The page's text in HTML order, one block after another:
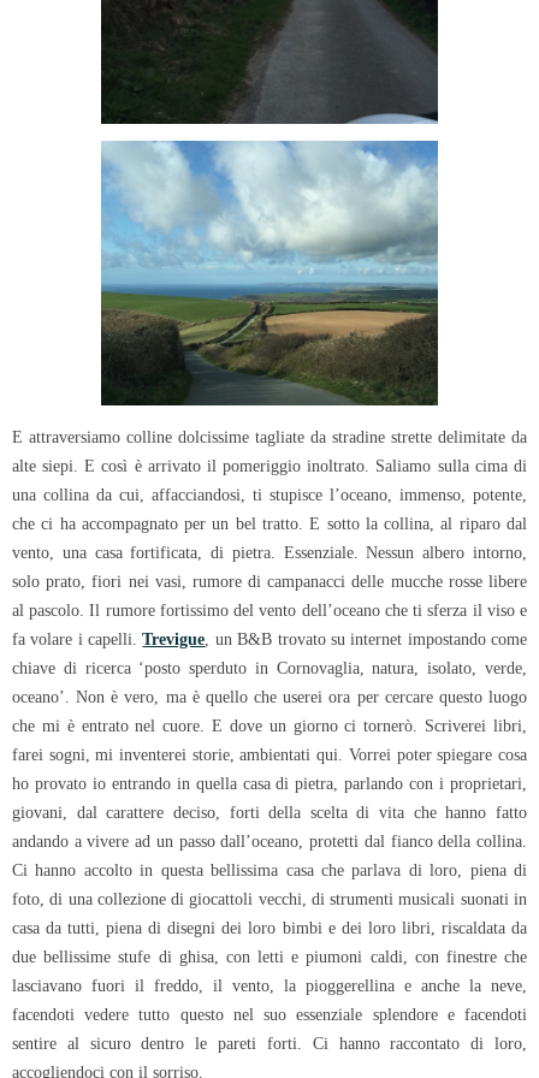
E attraversiamo colline dolcissime tagliate da stradine strette delimitate da
alte siepi. E così è arrivato il pomeriggio inoltrato. Saliamo sulla cima di
una collina da cui, affacciandosi, ti stupisce l’oceano, immenso, potente,
che ci ha accompagnato per un bel tratto. E sotto la collina, al riparo dal
vento, una casa fortificata, di pietra. Essenziale. Nessun albero intorno,
solo prato, fiori nei vasi, rumore di campanacci delle mucche rosse libere
al pascolo. Il rumore fortissimo del vento dell’oceano che ti sferza il viso e
fa volare i capelli.Trevigue, un B&B trovato su internet impostando come
chiave di ricerca ‘posto sperduto in Cornovaglia, natura, isolato, verde,
oceano’. Non è vero, ma è quello che userei ora per cercare questo luogo
che mi è entrato nel cuore. E dove un giorno ci tornerò. Scriverei libri,
farei sogni, mi inventerei storie, ambientati qui. Vorrei poter spiegare cosa
ho provato io entrando in quella casa di pietra, parlando con i proprietari,
giovani, dal carattere deciso, forti della scelta di vita che hanno fatto
andando a vivere ad un passo dall’oceano, protetti dal fianco della collina.
Ci hanno accolto in questa bellissima casa che parlava di loro, piena di
foto, di una collezione di giocattoli vecchi, di strumenti musicali suonati in
casa da tutti, piena di disegni dei loro bimbi e dei loro libri, riscaldata da
due bellissime stufe di ghisa, con letti e piumoni caldi, con finestre che
lasciavano fuori il freddo, il vento, la pioggerellina e anche la neve,
facendoti vedere tutto questo nel suo essenziale splendore e facendoti
sentire al sicuro dentro le pareti forti. Ci hanno raccontato di loro,
accogliendoci con il sorriso.